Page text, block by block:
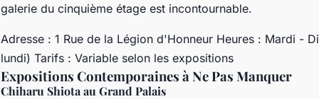
galerie du cinquième étage est incontournable.
Adresse : 1 Rue de la Légion d'Honneur Heures : Mardi -
lundi) Tarifs : Variable selon les expositions
Expositions Contemporaines à Ne Pas Manquer
Chiharu Shiota au Grand Palais